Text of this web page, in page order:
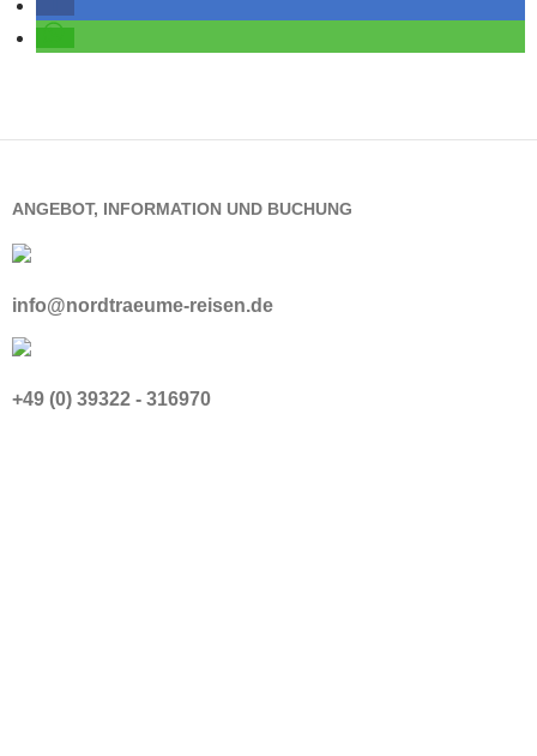
ANGEBOT, INFORMATION UND BUCHUNG
info@nordtraeume-reisen.de
+49 (0) 39322 - 316970